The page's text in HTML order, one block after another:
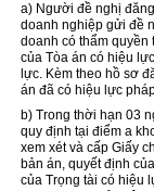
a) Người đề nghị
doanh nghiệp gửi đề
doanh có thẩm quyền
của Tòa án có hiệu
lực. Kèm theo hồ sơ
án đã có hiệu lực
b) Trong thời hạn 03
quy định tại điểm a
xem xét và cấp Giấy
bản án, quyết định
của Trọng tài có hiệu